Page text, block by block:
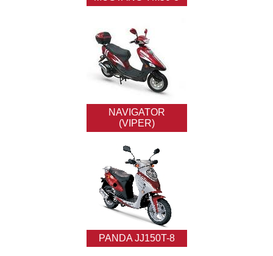
NAVIGATOR
(VIPER)
PANDA JJ150T-8